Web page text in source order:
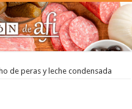
de peras y leche condensada